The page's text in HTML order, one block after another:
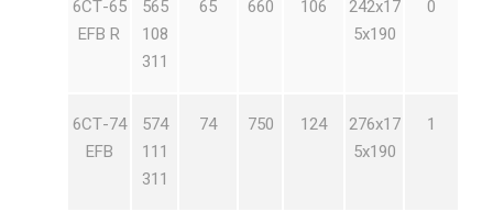
6СТ-65
EFB R
565
108
311
65 660 106
242х17
5х190
0
6СТ-74
EFB
574
111
311
74 750 124
276х17
5х190
1